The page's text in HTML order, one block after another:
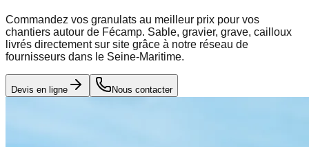
Commandez vos granulats au meilleur prix pour vos
chantiers autour de Fécamp. Sable, gravier, grave, cailloux
livrés directement sur site grâce à notre réseau de
fournisseurs dans le Seine-Maritime.
Devis en ligne Nous contacter